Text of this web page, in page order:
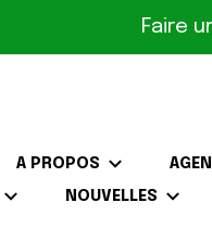
Faire
A PROPOS
NOUVELLES